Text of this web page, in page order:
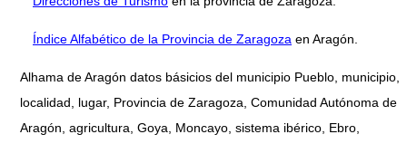
Índice Alfabético de la Provincia de Zaragoza en Aragón.
Alhama de Aragón datos básicios del municipio Pueblo, municipio,
localidad, lugar, Provincia de Zaragoza, Comunidad Autónoma de
Aragón, agricultura, Goya, Moncayo, sistema ibérico, Ebro,